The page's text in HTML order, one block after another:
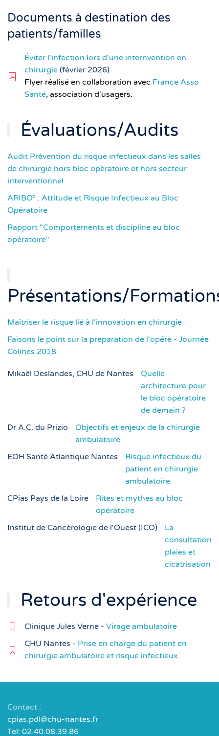
Documents à destination des
patients/familles
Éviter l'infection lors d'une internvention en
chirurgie (février 2026)
Flyer réalisé en collaboration avec France Asso
Santé, association d'usagers.
Évaluations/Audits
Audit Prévention du risque infectieux dans les salles
de chirurgie hors bloc opératoire et hors secteur
interventionnel
ARIBO² : Attitude et Risque Infectieux au Bloc
Opératoire
Rapport "Comportements et discipline au bloc
opératoire"
Présentations/
Maîtriser le risque lié à l'innovation en chirurgie
Faisons le point sur la préparation de l'opéré - Journée
Colines 2018
Mikaël Deslandes, CHU de Nantes
Quelle
architecture pour
le bloc opératoire
de demain ?
Dr A.C. du Prizio
Objectifs et enjeux de la chirurgie
ambulatoire
EOH Santé Atlantique Nantes
Risque infectieux du
patient en chirurgie
ambulatoire
CPias Pays de la Loire
Rites et mythes au bloc
opératoire
Institut de Cancérologie de l'Ouest (ICO)
La
consultation
plaies et
cicatrisation
Retours d'expérience
Clinique Jules Verne - Virage ambulatoire
CHU Nantes - Prise en charge du patient en
chirurgie ambulatoire et risque infectieux
Contact :
cpias.pdl@chu-nantes.fr
Tel: 02.40.08.39.86